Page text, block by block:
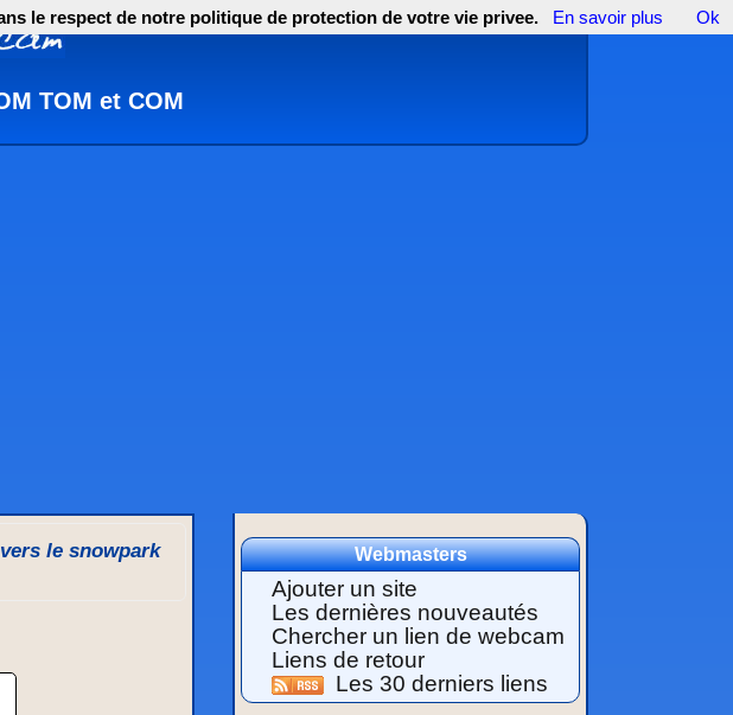
TOM et COM
le snowpark
Webmasters
Ajouter un site
Les dernières nouveautés
Chercher un lien de webcam
Liens de retour
Les 30 derniers liens
le respect de notre politique de protection de votre vie privee. En savoir plus Ok